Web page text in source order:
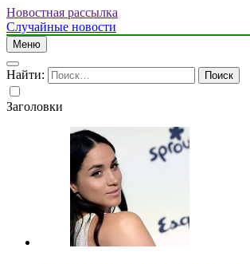
Новостная рассылка
Случайные новости
Меню
Найти:
Заголовки